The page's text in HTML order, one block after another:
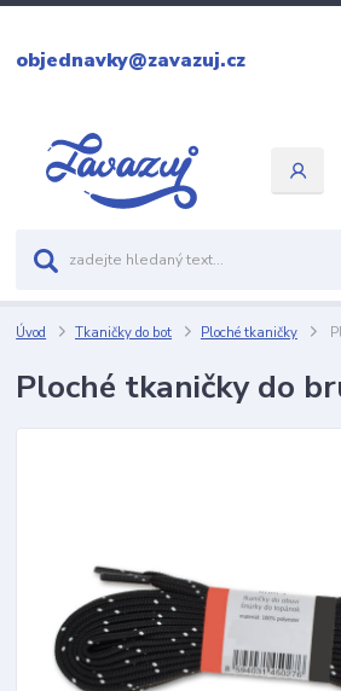
objednavky@zavazuj.cz
Úvod Tkaničky do bot Ploché tkaničky
Ploché tkaničky do